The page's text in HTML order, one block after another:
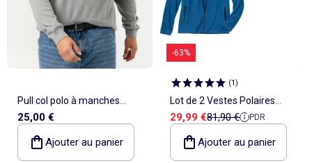
Pull col polo à manches
longues
25,00 €
Ajouter au panier
-63%
(1)
Lot de 2 Vestes Polaires
Bicolores - ATLAS FOR MEN
Prix de vente
29,99 €Prix de référence
81,90 € PDR
Ajouter au panier